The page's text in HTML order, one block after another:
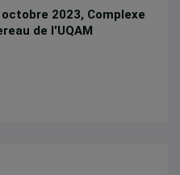
2023, Complexe
de l'UQAM